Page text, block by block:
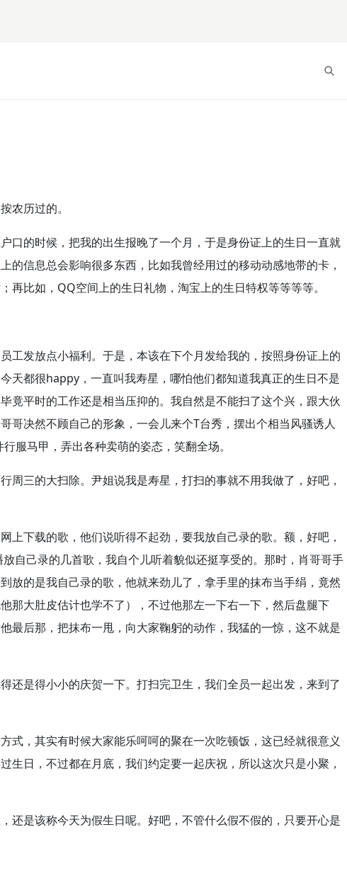
农历过的。
口的时候，把我的出生报晚了一个月，于是身份证上的生日一直就
的信息总会影响很多东西，比如我曾经用过的移动动感地带的卡，
再比如，QQ空间上的生日礼物，淘宝上的生日特权等等等等。
工发放点小福利。于是，本该在下个月发给我的，按照身份证上的
天都很happy，一直叫我寿星，哪怕他们都知道我真正的生日不是
竟平时的工作还是相当压抑的。我自然是不能扫了这个兴，跟大伙
哥决然不顾自己的形象，一会儿来个T台秀，摆出个相当风骚诱人
服马甲，弄出各种卖萌的姿态，笑翻全场。
周三的大扫除。尹姐说我是寿星，打扫的事就不用我做了，好吧，
上下载的歌，他们说听得不起劲，要我放自己录的歌。额，好吧，
自己录的几首歌，我自个儿听着貌似还挺享受的。那时，肖哥哥手
放的是我自己录的歌，他就来劲儿了，拿手里的抹布当手绢，竟然
那大肚皮估计也学不了），不过他那左一下右一下，然后盘腿下
最后那，把抹布一甩，向大家鞠躬的动作，我猛的一惊，这不就是
还是得小小的庆贺一下。打扫完卫生，我们全员一起出发，来到了
式，其实有时候大家能乐呵呵的聚在一次吃顿饭，这已经就很意义
生日，不过都在月底，我们约定要一起庆祝，所以这次只是小聚，
还是该称今天为假生日呢。好吧，不管什么假不假的，只要开心是